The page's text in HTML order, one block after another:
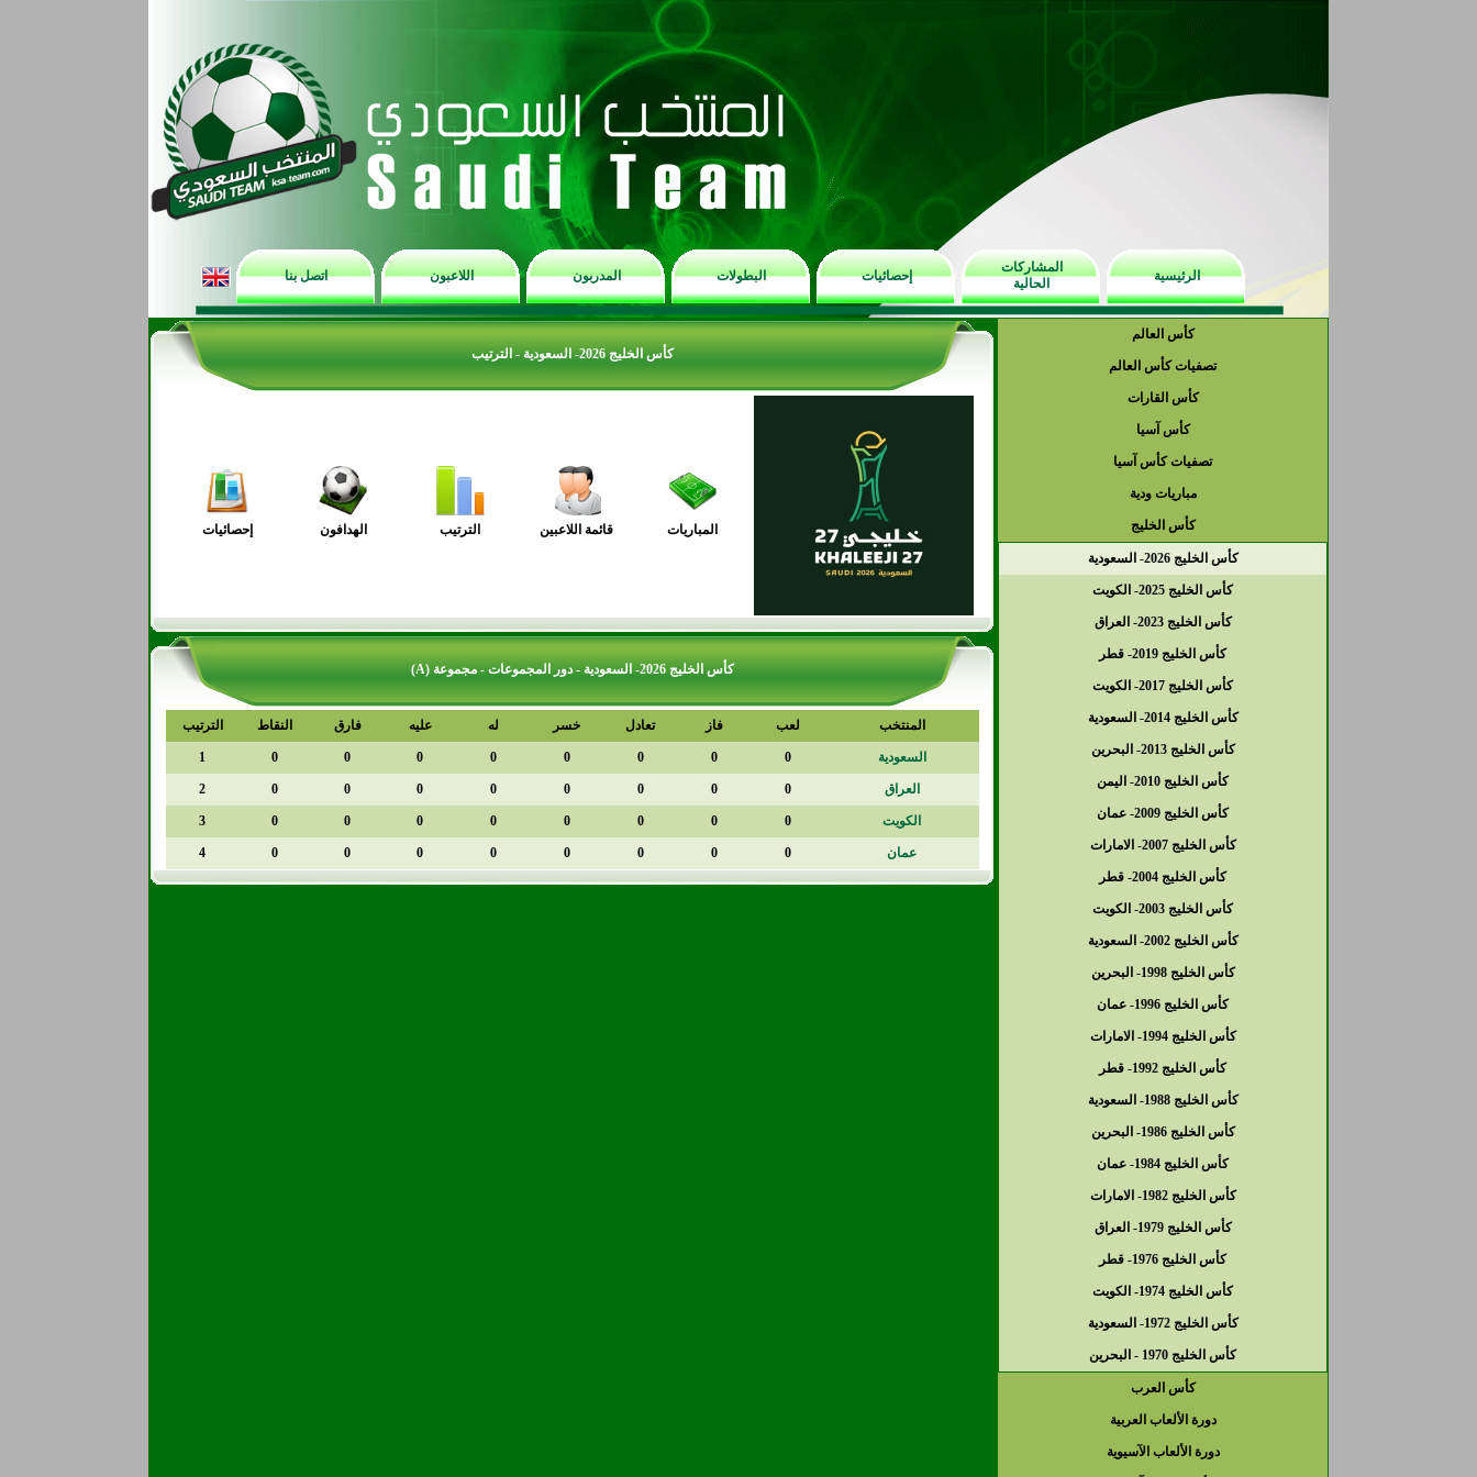
الرئيسية
المشاركات
الحالية
إحصائيات البطولات المدربون اللاعبون اتصل بنا
كأس العالم
تصفيات كأس العالم
كأس القارات
كأس آسيا
تصفيات كأس آسيا
مباريات ودية
كأس الخليج
كأس الخليج 2026- السعودية
كأس الخليج 2025- الكويت
كأس الخليج 2023- العراق
كأس الخليج 2019- قطر
كأس الخليج 2017- الكويت
كأس الخليج 2014- السعودية
كأس الخليج 2013- البحرين
كأس الخليج 2010- اليمن
كأس الخليج 2009- عمان
كأس الخليج 2007- الامارات
كأس الخليج 2004- قطر
كأس الخليج 2003- الكويت
كأس الخليج 2002- السعودية
كأس الخليج 1998- البحرين
كأس الخليج 1996- عمان
كأس الخليج 1994- الامارات
كأس الخليج 1992- قطر
كأس الخليج 1988- السعودية
كأس الخليج 1986- البحرين
كأس الخليج 1984- عمان
كأس الخليج 1982- الامارات
كأس الخليج 1979- العراق
كأس الخليج 1976- قطر
كأس الخليج 1974- الكويت
كأس الخليج 1972- السعودية
كأس الخليج 1970 - البحرين
كأس العرب
دورة الألعاب العربية
دورة الألعاب الآسيوية
كأس الخليج 2026- السعودية - الترتيب
المباريات قائمة اللاعبين الترتيب الهدافون إحصائيات
كأس الخليج 2026- السعودية - دور المجموعات - مجموعة (A)
المنتخب لعب فاز تعادل خسر له عليه فارق النقاط الترتيب
السعودية 0
0
0
0
0
0
0
0
1
العراق 0
0
0
0
0
0
0
0
2
الكويت 0
0
0
0
0
0
0
0
3
عمان 0
0
0
0
0
0
0
0
4